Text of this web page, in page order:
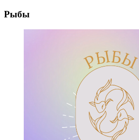
Рыбы